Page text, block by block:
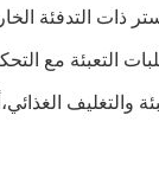
ذات التدفئة
التعبئة
والتغليف